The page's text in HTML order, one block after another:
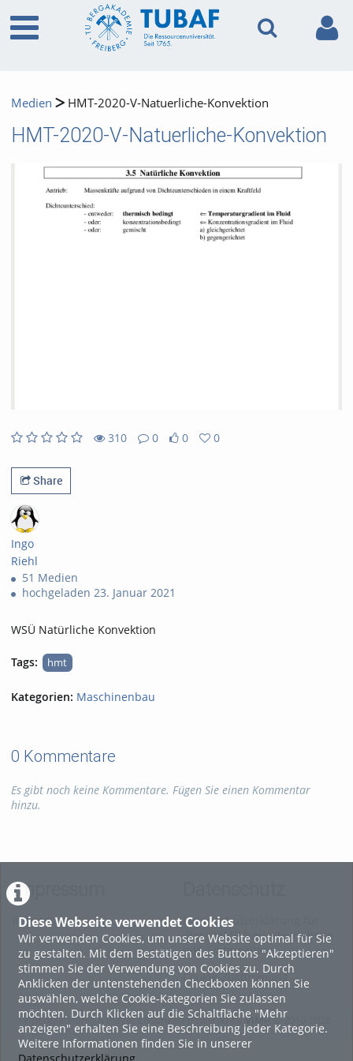
Diese Webseite verwendet Cookies
Wir verwenden Cookies, um unsere Website optimal für Sie
zu gestalten. Mit dem Bestätigen des Buttons "Akzeptieren"
stimmen Sie der Verwendung von Cookies zu. Durch
Anklicken der untenstehenden Checkboxen können Sie
auswählen, welche Cookie-Kategorien Sie zulassen
möchten. Durch Klicken auf die Schaltfläche "Mehr
anzeigen" erhalten Sie eine Beschreibung jeder Kategorie.
Weitere Informationen finden Sie in unserer
Datenschutzerklärung
Medien HMT-2020-V-Natuerliche-Konvektion
HMT-2020-V-Natuerliche-Konvektion
310
0
0
0
Share
Ingo
Riehl
51 Medien
hochgeladen 23. Januar 2021
WSÜ Natürliche Konvektion
Tags: hmt
Kategorien: Maschinenbau
0 Kommentare
Es gibt noch keine Kommentare. Fügen Sie einen Kommentar
hinzu.
Impressum
Impressum
Datenschutzerklärung für
diese ViMP-basierte Website
inkl. Unterseiten
Cookie-Zustimmung
Videoplattform & Player Lösungen powered byVIMP© 2010-2026